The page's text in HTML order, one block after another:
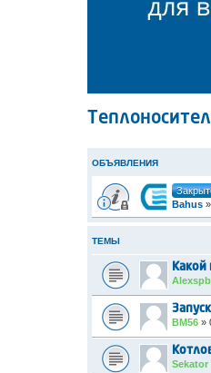
ОБЪЯВЛЕНИЯ
Bahus »
ТЕМЫ
Какой
Alexspb
BM56 »
Sekator